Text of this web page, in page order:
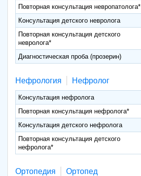
Повторная консультация невропатолога*
Консультация детского невролога
Повторная консультация детского
невролога*
Диагностическая проба (прозерин)
Нефрология Нефролог
Консультация нефролога
Повторная консультация нефролога*
Консультация детского нефролога
Повторная консультация детского
нефролога*
Ортопедия Ортопед